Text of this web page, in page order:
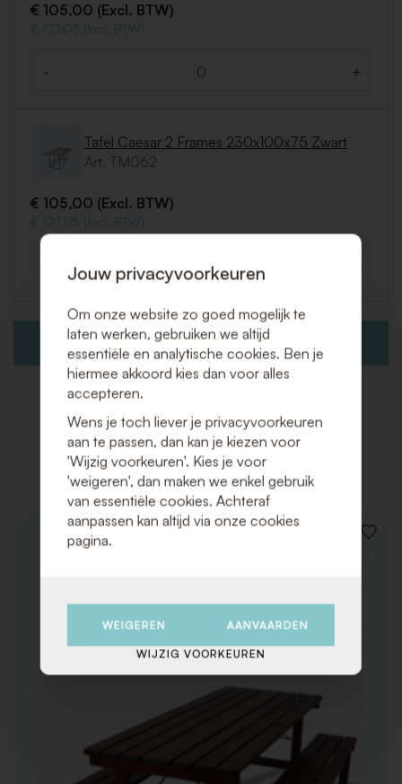
€ 105,00 (Excl. BTW)
€ 127,05 (Incl. BTW)
- +
Tafel Caesar 2 Frames 230x100x75 Zwart
Art. TM062
€ 105,00 (Excl. BTW)
€ 127,05 (Incl. BTW)
Aantal
VOEG TOE AAN OFFERTEAANVRAAG
Gerelateerde producten
VOEG
Jouw privacyvoorkeuren
Om onze website zo goed mogelijk te
laten werken, gebruiken we altijd
essentiële en analytische cookies. Ben je
hiermee akkoord kies dan voor alles
accepteren.
Wens je toch liever je privacyvoorkeuren
aan te passen, dan kan je kiezen voor
'Wijzig voorkeuren'. Kies je voor
'weigeren', dan maken we enkel gebruik
van essentiële cookies. Achteraf
aanpassen kan altijd via onze cookies
pagina.
WEIGEREN AANVAARDEN
WIJZIG VOORKEUREN